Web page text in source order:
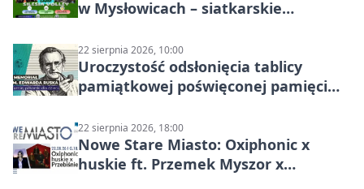
w Mysłowicach – siatkarskie
22 sierpnia 2026, 10:00
Uroczystość odsłonięcia tablicy
pamiątkowej poświęconej pamięci
22 sierpnia 2026, 18:00
Nowe Stare Miasto: Oxiphonic x
huskie ft. Przemek Myszor x